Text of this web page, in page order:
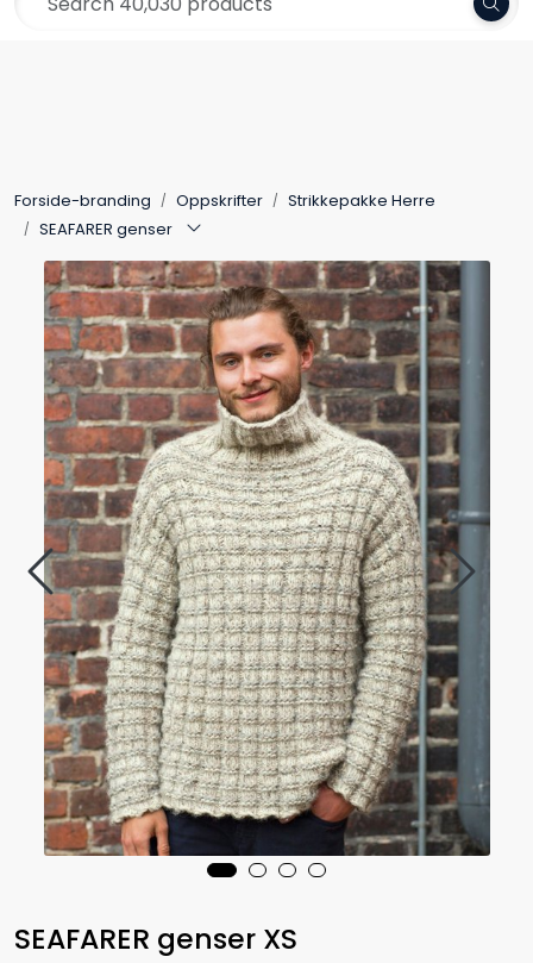
Skip to main content
Forside-branding Oppskrifter
Strikkepakke Herre
SEAFARER genser
SEAFARER genser XS
Collections
Needles and Accessories
Gift Card
Outlet